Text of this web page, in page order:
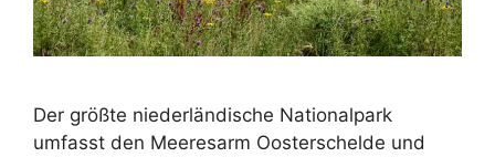
Der größte niederländische Nationalpark
umfasst den Meeresarm Oosterschelde und